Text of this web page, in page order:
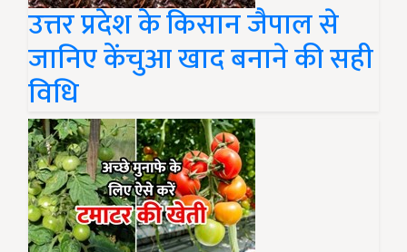
उत्तर प्रदेश के किसान जैपाल से
जानिए केंचुआ खाद बनाने की सही
विधि